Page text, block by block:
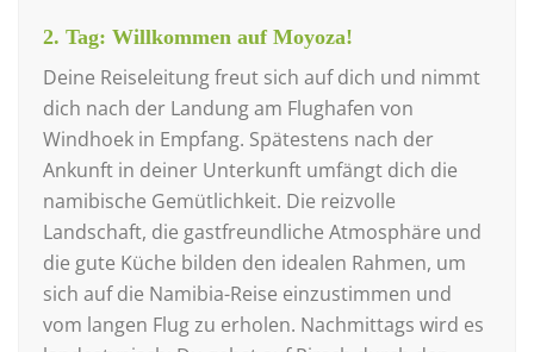
2. Tag: Willkommen auf Moyoza!
Deine Reiseleitung freut sich auf dich und nimmt
dich nach der Landung am Flughafen von
Windhoek in Empfang. Spätestens nach der
Ankunft in deiner Unterkunft umfängt dich die
namibische Gemütlichkeit. Die reizvolle
Landschaft, die gastfreundliche Atmosphäre und
die gute Küche bilden den idealen Rahmen, um
sich auf die Namibia-Reise einzustimmen und
vom langen Flug zu erholen. Nachmittags wird es